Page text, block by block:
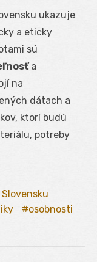
ukazuje
a eticky
sú
a
na
dátach a
ktorí budú
potreby
osobnosti